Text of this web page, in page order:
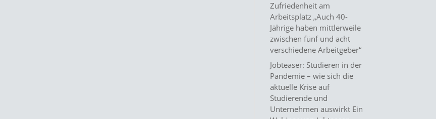
Zufriedenheit am
Arbeitsplatz „Auch 40-
Jährige haben mittlerweile
zwischen fünf und acht
verschiedene Arbeitgeber“
Jobteaser: Studieren in der
Pandemie – wie sich die
aktuelle Krise auf
Studierende und
Unternehmen auswirkt Ein